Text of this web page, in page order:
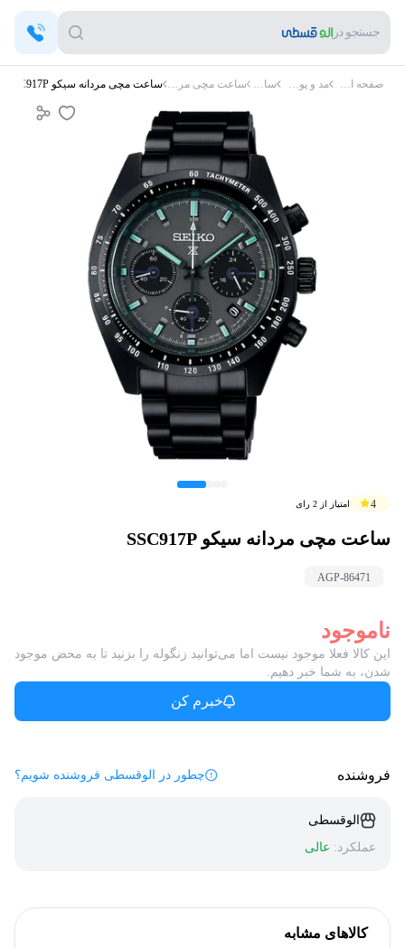
جستجو در
صفحه اصلی مد و پوشاک ساعت ساعت مچی مردانه ساعت مچی مردانه سیکو SSC917P
4 امتیاز از 2 رای
ساعت مچی مردانه سیکو SSC917P
AGP-86471
ناموجود
این کالا فعلا موجود نیست اما می‌توانید زنگوله را بزنید تا به محض موجود
شدن، به شما خبر دهیم.
خبرم کن
فروشنده چطور در الوقسطی فروشنده شویم؟
الوقسطی
عملکرد: عالی
کالاهای مشابه